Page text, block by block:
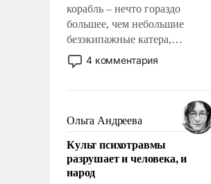
корабль – нечто гораздо
большее, чем небольшие
безэкипажные катера,
применение которых уже
стало обыденностью. Задача по
сложна и амбициозна. Однако
и ее реализация радикально
поднимет наши боевые
возможности.
4 комментария
Ольга Андреева
Культ психотравмы
разрушает и человека, и
народ